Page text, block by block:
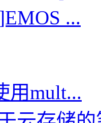
...
用mult...